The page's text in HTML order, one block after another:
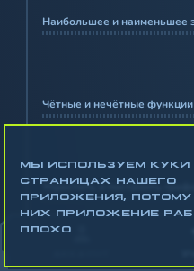
Наибольшее и наименьшее
Чётные и нечётные функции
Упростить и построить
МЫ ИСПОЛЬЗУЕМ КУКИ
СТРАНИЦАХ НАШЕГО
ПРИЛОЖЕНИЯ, ПОТОМУ
НИХ ПРИЛОЖЕНИЕ
ПЛОХО